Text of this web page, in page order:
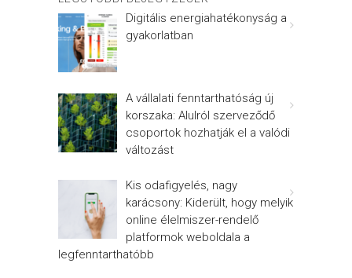
Digitális energiahatékonyság a
gyakorlatban
A vállalati fenntarthatóság új
korszaka: Alulról szerveződő
csoportok hozhatják el a valódi
változást
Kis odafigyelés, nagy
karácsony: Kiderült, hogy melyik
online élelmiszer-rendelő
platformok weboldala a
legfenntarthatóbb